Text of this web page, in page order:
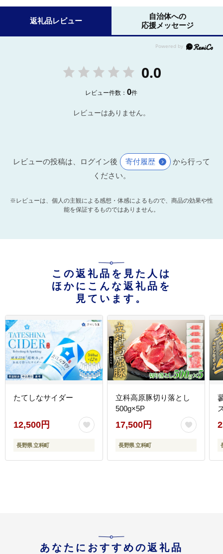
返礼品レビュー
自治体への
応援メッセージ
0.0
レビュー件数：0件
レビューはありません。
レビューの投稿は、ログイン後 寄付履歴
から行って
ください。
※レビューは、個人の主観による感想・体感によるもので、商品の効果や性
能を保証するものではありません。
この返礼品を見た人は
ほかにこんな返礼品を
見ています。
たてしなサイダー
12,500円
長野県 立科町
立科高原豚切り落とし
500g×5P
17,500円
長野県 立科町
あなたにおすすめの返礼品